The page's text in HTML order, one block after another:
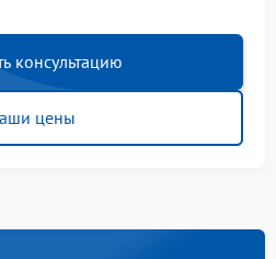
консультацию
цены